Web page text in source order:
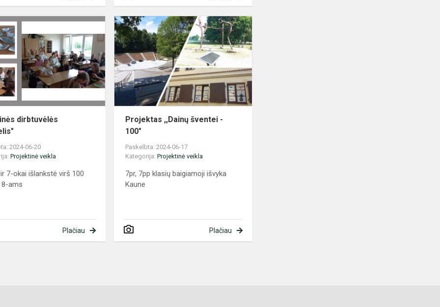
Kūrybinės
dirbtuvėlės
,,Laivelis"
dirbtuvėlės
2024-06-20
Projektinė veikla
7-okai išlankstė virš 100
8-ams
Plačiau
Projektas
,,Dainų
šventei
100"
Projektas ,,Dainų šventei -
100"
Paskelbta: 2024-06-17
Kategorija:Projektinė veikla
7pr, 7pp klasių baigiamoji išvyka
Kaune
Plačiau